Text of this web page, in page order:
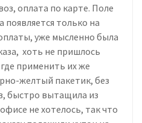
оплата по карте. Поле
только на
уже мысленно была
хоть не пришлось
применить их же
желтый пакетик, без
быстро вытащила из
не хотелось, так что